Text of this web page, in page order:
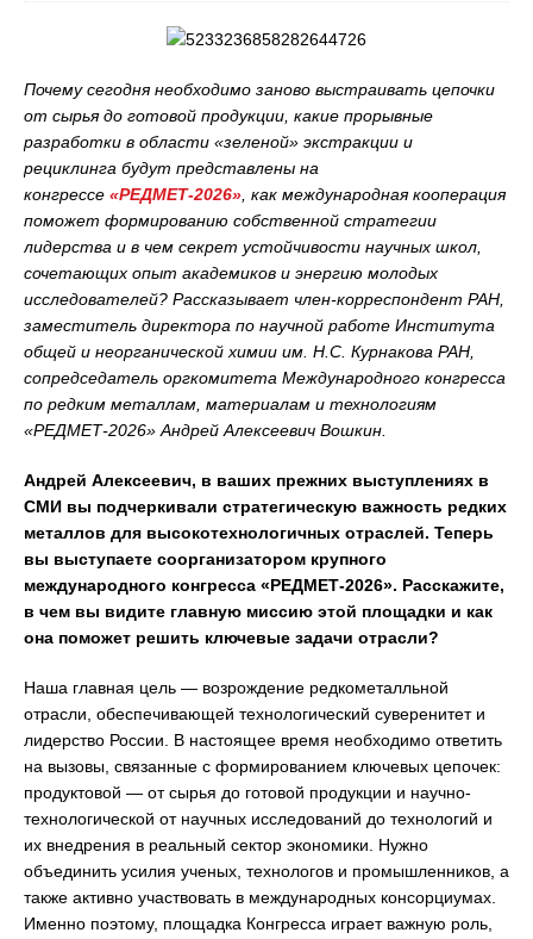
Почему сегодня необходимо заново выстраивать цепочки
от сырья до готовой продукции, какие прорывные
разработки в области «зеленой» экстракции и
рециклинга будут представлены на
конгрессе «РЕДМЕТ-2026» , как международная кооперация
поможет формированию собственной стратегии
лидерства и в чем секрет устойчивости научных школ,
сочетающих опыт академиков и энергию молодых
исследователей? Рассказывает член-корреспондент РАН,
заместитель директора по научной работе Института
общей и неорганической химии им. Н.С. Курнакова РАН,
сопредседатель оргкомитета Международного конгресса
по редким металлам, материалам и технологиям
«РЕДМЕТ-2026» Андрей Алексеевич Вошкин.
Андрей Алексеевич, в ваших прежних выступлениях в
СМИ вы подчеркивали стратегическую важность редких
металлов для высокотехнологичных отраслей. Теперь
вы выступаете соорганизатором крупного
международного конгресса «РЕДМЕТ-2026». Расскажите,
в чем вы видите главную миссию этой площадки и как
она поможет решить ключевые задачи отрасли?
Наша главная цель — возрождение редкометалльной
отрасли, обеспечивающей технологический суверенитет и
лидерство России. В настоящее время необходимо ответить
на вызовы, связанные с формированием ключевых цепочек:
продуктовой — от сырья до готовой продукции и научно-
технологической от научных исследований до технологий и
их внедрения в реальный сектор экономики. Нужно
объединить усилия ученых, технологов и промышленников, а
также активно участвовать в международных консорциумах.
Именно поэтому, площадка Конгресса играет важную роль,